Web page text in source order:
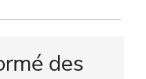
des